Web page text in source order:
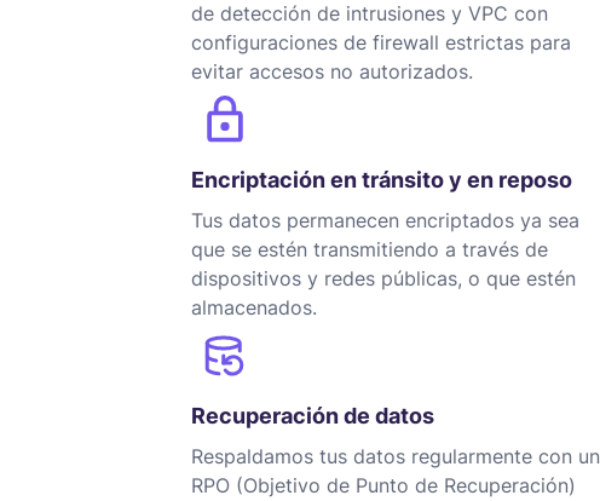
de detección de intrusiones y VPC con
configuraciones de firewall estrictas para
evitar accesos no autorizados.
Encriptación en tránsito y en reposo
Tus datos permanecen encriptados ya sea
que se estén transmitiendo a través de
dispositivos y redes públicas, o que estén
almacenados.
Recuperación de datos
Respaldamos tus datos regularmente con un
RPO (Objetivo de Punto de Recuperación)